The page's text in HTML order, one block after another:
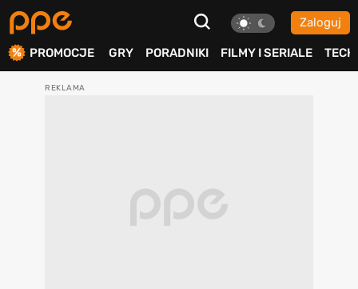
Zaloguj
PROMOCJE GRY PORADNIKI FILMY I SERIALE TECH